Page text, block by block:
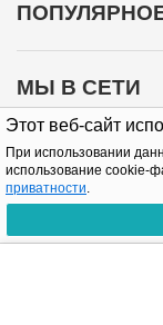
Этот веб-сайт
При использовании
использование cookie-
приватности.
МЫ В СЕТИ